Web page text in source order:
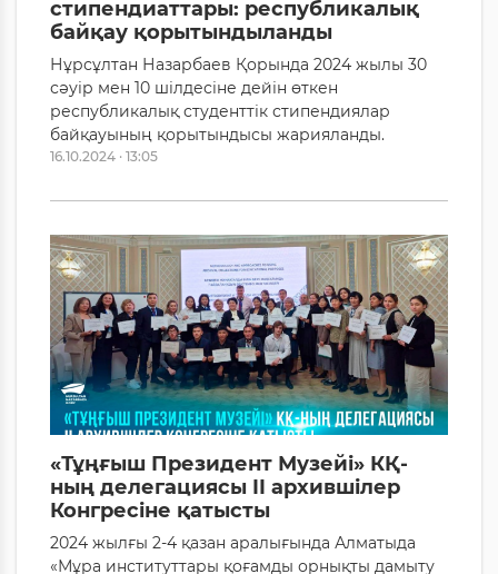
стипендиаттары: республикалық
байқау қорытындыланды
Нұрсұлтан Назарбаев Қорында 2024 жылы 30
сәуір мен 10 шілдесіне дейін өткен
республикалық студенттік стипендиялар
байқауының қорытындысы жарияланды.
16.10.2024 · 13:05
«Тұңғыш Президент Музейі» КҚ-
ның делегациясы II архившілер
Конгресіне қатысты
2024 жылғы 2-4 қазан аралығында Алматыда
«Мұра институттары қоғамды орнықты дамыту